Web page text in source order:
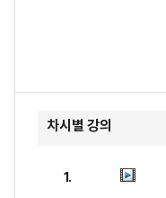
차시별 강의
1.